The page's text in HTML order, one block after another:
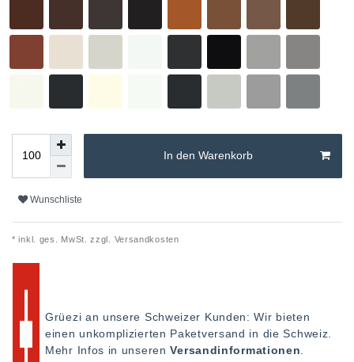
In den Warenkorb
Wunschliste
* inkl. ges. MwSt. zzgl. Versandkosten
Grüezi an unsere Schweizer Kunden: Wir bieten
einen unkomplizierten Paketversand in die Schweiz.
Mehr Infos in unserenVersandinformationen